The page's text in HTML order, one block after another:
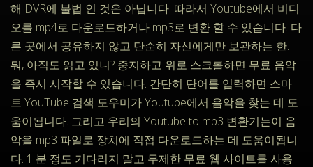
해 DVR에 불법 인 것은 아닙니다. 따라서 Youtube에서 비디
오를 mp4로 다운로드하거나 mp3로 변환 할 수 있습니다. 다
른 곳에서 공유하지 않고 단순히 자신에게만 보관하는 한.
뭐, 아직도 읽고 있니? 중지하고 위로 스크롤하면 무료 음악
을 즉시 시작할 수 있습니다. 간단히 단어를 입력하면 스마
트 YouTube 검색 도우미가 Youtube에서 음악을 찾는 데 도
움이됩니다. 그리고 우리의 Youtube to mp3 변환기는이 음
악을 mp3 파일로 장치에 직접 다운로드하는 데 도움이됩니
다. 1 분 정도 기다리지 말고 무제한 무료 웹 사이트를 사용